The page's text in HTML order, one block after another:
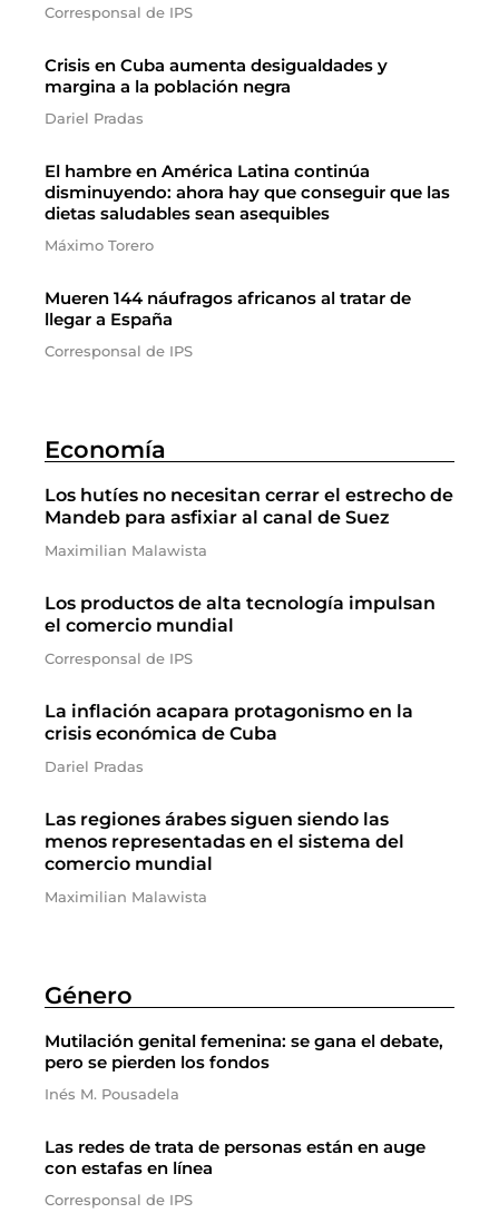
Corresponsal de IPS
Crisis en Cuba aumenta desigualdades y
margina a la población negra
Dariel Pradas
El hambre en América Latina continúa
disminuyendo: ahora hay que conseguir que las
dietas saludables sean asequibles
Máximo Torero
Mueren 144 náufragos africanos al tratar de
llegar a España
Corresponsal de IPS
Economía
Los hutíes no necesitan cerrar el estrecho de
Mandeb para asfixiar al canal de Suez
Maximilian Malawista
Los productos de alta tecnología impulsan
el comercio mundial
Corresponsal de IPS
La inflación acapara protagonismo en la
crisis económica de Cuba
Dariel Pradas
Las regiones árabes siguen siendo las
menos representadas en el sistema del
comercio mundial
Maximilian Malawista
Género
Mutilación genital femenina: se gana el debate,
pero se pierden los fondos
Inés M. Pousadela
Las redes de trata de personas están en auge
con estafas en línea
Corresponsal de IPS